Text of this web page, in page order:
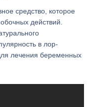
средство, которое
действий.
в лор-
лечения беременных